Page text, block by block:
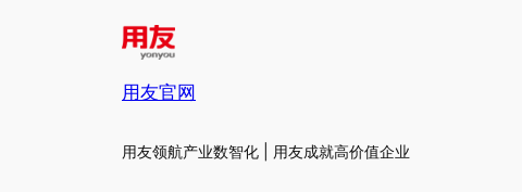
用友官网
用友领航产业数智化 | 用友成就高价值企业